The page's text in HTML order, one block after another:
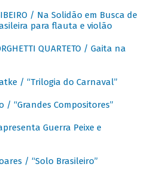
/ Na Solidão em Busca de
para flauta e violão
QUARTETO / Gaita na
/ “Trilogia do Carnaval”
/ “Grandes Compositores”
Guerra Peixe e
/ “Solo Brasileiro”